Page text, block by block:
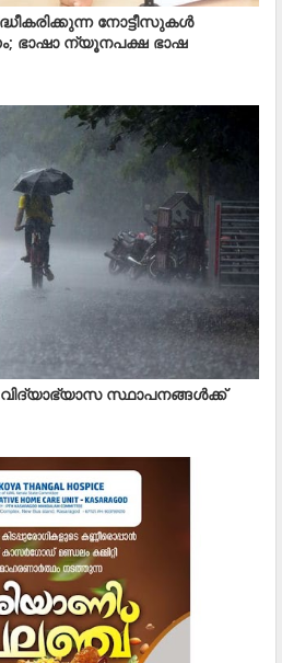
നോട്ടീസുകള്‍
ഭാഷാ ന്യൂനപക്ഷ ഭാഷ
സ്ഥാപനങ്ങള്‍ക്ക്